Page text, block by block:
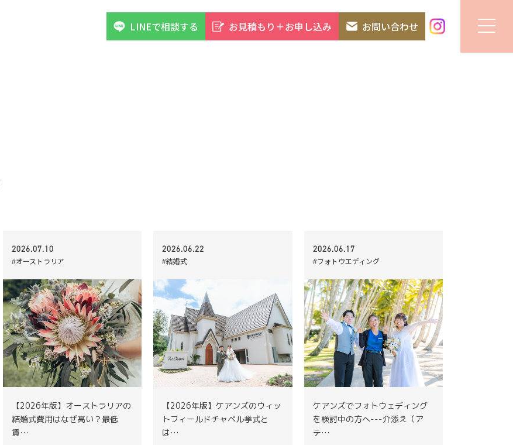
LINEで相談する お見積もり＋お申し込み お問い合わせ
2026.07.10
#オーストラリア
【2026年版】オーストラリアの
結婚式費用はなぜ高い？最低
賃…
2026.06.22
#結婚式
【2026年版】ケアンズのウィッ
トフィールドチャペル挙式と
は…
2026.06.17
#フォトウエディング
ケアンズでフォトウェディング
を検討中の方へ---介添え（ア
テ…